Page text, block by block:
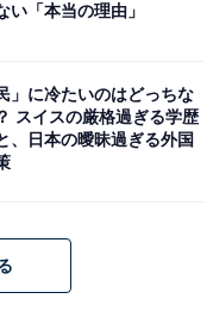
い「本当の理由」
」に冷たいのはどっちな
スイスの厳格過ぎる学歴
、日本の曖昧過ぎる外国